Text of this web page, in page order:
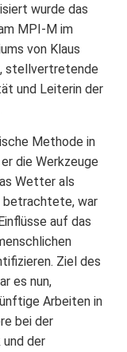
wurde das
MPI-M im
von Klaus
stellvertretende
und Leiterin der
Methode in
die Werkzeuge
Wetter als
betrachtete, war
auf das
Ziel des
es nun,
Arbeiten in
bei der
der